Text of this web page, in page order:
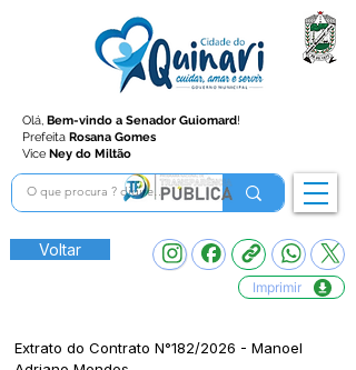
Olá, Bem-vindo a Senador Guiomard!
Prefeita Rosana Gomes
Vice Ney do Miltão
Voltar
Imprimir
Extrato do Contrato N°182/2026 - Manoel